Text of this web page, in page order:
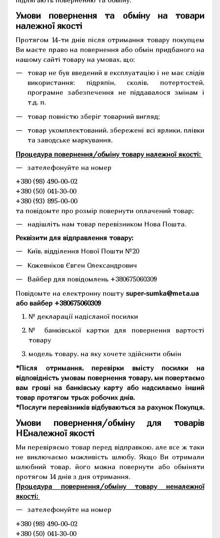
Умови повернення та обміну на товари
належної якості
Протягом 14-ти днів після отримання товару покупцем
Ви маєте право на повернення або обмін придбаного на
нашому сайті товару на умовах, що:
товар не був введений в експлуатацію і не має слідів
використання: підряпін, сколів, потертостей,
програмне забезпечення не піддавалося змінам і
т.д. п.
товар повністю зберіг товарний вигляд;
товар укомплектований, збережені всі ярлики, плівки
та заводське маркування.
Процедура повернення/обміну товару належної якості:
зателефонуйте на номер
+380 (98) 490-00-02
+380 (50) 041-30-00
+380 (93) 895-00-00
та повідомте про розмір повернути оплачений товар;
надішліть нам товар перевізником Нова Пошта.
Реквізити для відправлення товару:
Київ, відділення Нової Пошти №20
Кожевніков Євген Олександрович
Вайбер для повідомлень +380675060309
Повідомте на електронну пошту super-sumka@meta.ua
або вайбер +380675060309
№ декларації надісланої посилки
№ банківської картки для повернення вартості
товару
модель товару, на яку хочете здійснити обмін
*Після отримання, перевірки вмісту посилки на
відповідність умовам повернення товару, ми повертаємо
вам гроші на банківську карту або надсилаємо інший
товар протягом трьох робочих днів.
*Послуги перевізників відбуваються за рахунок Покупця.
Умови повернення/обміну для товарів
НЕналежної якості
Ми перевіряємо товар перед відправкою, але все ж таки
не виключаємо можливість шлюбу. Якщо Ви отримали
шлюбний товар, його можна повернути або обміняти
протягом 14 днів з дня отримання.
Процедура повернення/обміну товару неналежної
якості:
зателефонуйте на номер
+380 (98) 490-00-02
+380 (50) 041-30-00